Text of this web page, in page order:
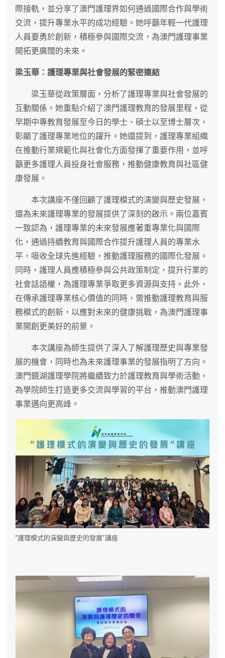
際接軌，並分享了澳門護理界如何通過國際合作與學術
交流，提升專業水平的成功經驗。她呼籲年輕一代護理
人員要勇於創新，積極參與國際交流，為澳門護理事業
開拓更廣闊的未來。
梁玉華：護理專業與社會發展的緊密連結
梁玉華從政策層面，分析了護理專業與社會發展的
互動關係。她重點介紹了澳門護理教育的發展里程，從
早期中專教育發展至今日的學士、碩士以至博士層次，
彰顯了護理專業地位的躍升。她還提到，護理專業組織
在推動行業規範化與社會化方面發揮了重要作用，並呼
籲更多護理人員投身社會服務，推動健康教育與社區健
康發展。
本次講座不僅回顧了護理模式的演變與歷史發展，
還為未來護理專業的發展提供了深刻的啟示。兩位嘉賓
一致認為，護理專業的未來發展應著重專業化與國際
化，通過持續教育與國際合作提升護理人員的專業水
平，吸收全球先進經驗，推動護理服務的國際化發展。
同時，護理人員應積極參與公共政策制定，提升行業的
社會話語權，為護理專業爭取更多資源與支持。此外，
在傳承護理專業核心價值的同時，需推動護理教育與服
務模式的創新，以應對未來的健康挑戰，為澳門護理事
業開創更美好的前景。
本次講座為師生提供了深入了解護理歷史與專業發
展的機會，同時也為未來護理事業的發展指明了方向。
澳門鏡湖護理學院將繼續致力於護理教育與學術活動，
為學院師生打造更多交流與學習的平台，推動澳門護理
事業邁向更高峰。
“護理模式的演變與歷史的發展”講座